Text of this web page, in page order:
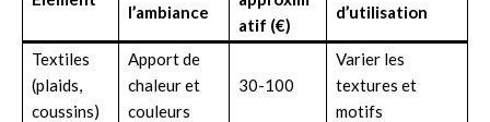
l’ambiance
atif (€)
d’utilisation
Textiles
(plaids,
coussins)
Apport de
chaleur et
couleurs
30-100
Varier les
textures et
motifs